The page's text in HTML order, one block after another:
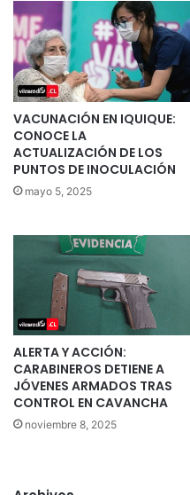
VACUNACIÓN EN IQUIQUE:
CONOCE LA
ACTUALIZACIÓN DE LOS
PUNTOS DE INOCULACIÓN
mayo 5, 2025
ALERTA Y ACCIÓN:
CARABINEROS DETIENE A
JÓVENES ARMADOS TRAS
CONTROL EN CAVANCHA
noviembre 8, 2025